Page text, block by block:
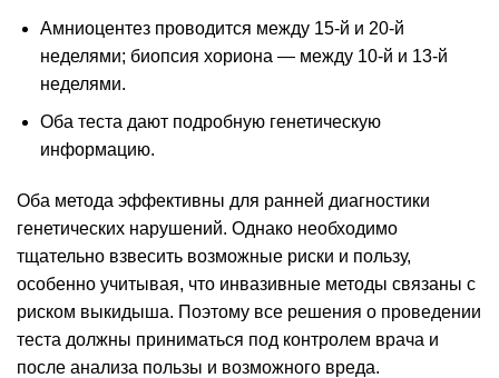
Амниоцентез проводится между 15-й и 20-й
неделями; биопсия хориона — между 10-й и 13-й
неделями.
Оба теста дают подробную генетическую
информацию.
Оба метода эффективны для ранней диагностики
генетических нарушений. Однако необходимо
тщательно взвесить возможные риски и пользу,
особенно учитывая, что инвазивные методы связаны с
риском выкидыша. Поэтому все решения о проведении
теста должны приниматься под контролем врача и
после анализа пользы и возможного вреда.